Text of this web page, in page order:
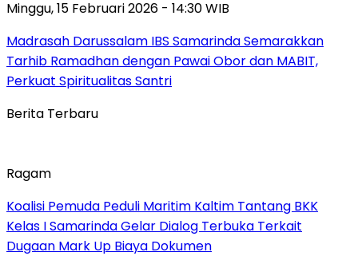
Minggu, 15 Februari 2026 - 14:30 WIB
Madrasah Darussalam IBS Samarinda Semarakkan
Tarhib Ramadhan dengan Pawai Obor dan MABIT,
Perkuat Spiritualitas Santri
Berita Terbaru
Ragam
Koalisi Pemuda Peduli Maritim Kaltim Tantang BKK
Kelas I Samarinda Gelar Dialog Terbuka Terkait
Dugaan Mark Up Biaya Dokumen